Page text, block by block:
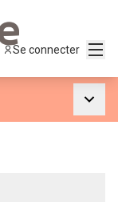
Se connecter